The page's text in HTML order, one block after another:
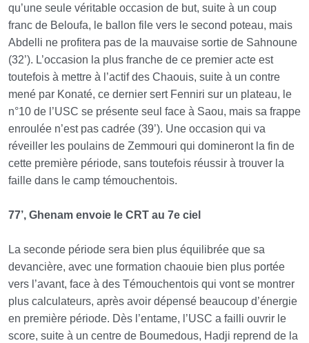
qu’une seule véritable occasion de but, suite à un coup
franc de Beloufa, le ballon file vers le second poteau, mais
Abdelli ne profitera pas de la mauvaise sortie de Sahnoune
(32’). L’occasion la plus franche de ce premier acte est
toutefois à mettre à l’actif des Chaouis, suite à un contre
mené par Konaté, ce dernier sert Fenniri sur un plateau, le
n°10 de l’USC se présente seul face à Saou, mais sa frappe
enroulée n’est pas cadrée (39’). Une occasion qui va
réveiller les poulains de Zemmouri qui domineront la fin de
cette première période, sans toutefois réussir à trouver la
faille dans le camp témouchentois.
77’, Ghenam envoie le CRT au 7e ciel
La seconde période sera bien plus équilibrée que sa
devancière, avec une formation chaouie bien plus portée
vers l’avant, face à des Témouchentois qui vont se montrer
plus calculateurs, après avoir dépensé beaucoup d’énergie
en première période. Dès l’entame, l’USC a failli ouvrir le
score, suite à un centre de Boumedous, Hadji reprend de la